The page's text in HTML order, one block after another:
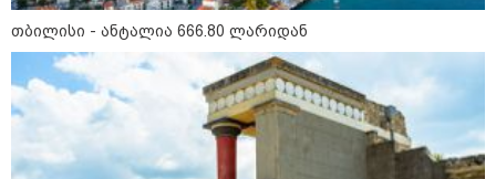
გადავცემ" - ეკა კუპატაძე
განცხადებას ავრცელებს
რა ისმინს სახლში დაყენებული
მომსასმენი მოწყობილობის
ჩანაწერში, სადაც ნია იმნაძე
მამას ესაუბრება?
თბილისი - ანტალია 666.80 ლარიდან